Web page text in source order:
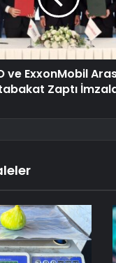
ve ExxonMobil
Zaptı